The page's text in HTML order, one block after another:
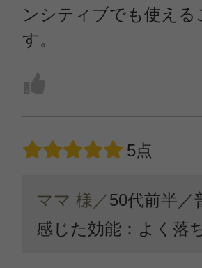
ンシティブでも使え
す。
5点
ママ 様／50代前半／
感じた効能：よく落